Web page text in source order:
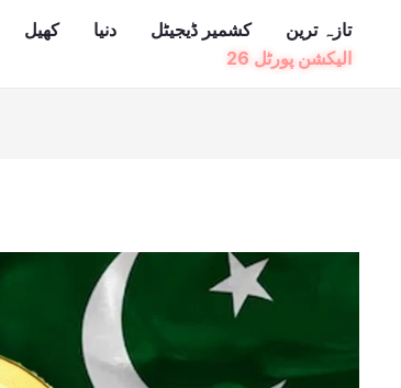
تازہ ترین کشمیر ڈیجیٹل دنیا کھیل
الیکشن پورٹل 26